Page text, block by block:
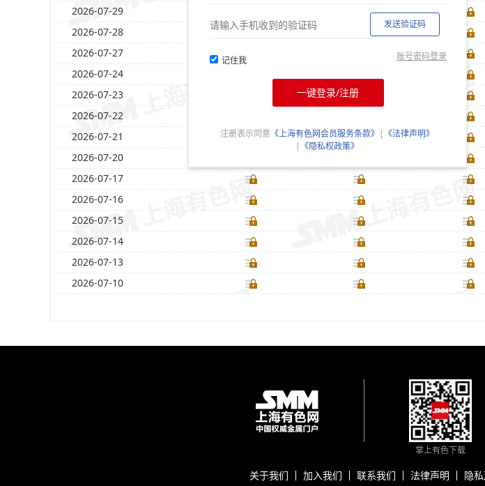
2026-07-29
2026-07-28
2026-07-27
2026-07-24
2026-07-23
2026-07-22
2026-07-21
2026-07-20
2026-07-17
2026-07-16
2026-07-15
2026-07-14
2026-07-13
2026-07-10
发送验证码
记住我 账号密码登录
一键登录/注册
注册表示同意 《上海有色网会员服务条款》 | 《法律声明》
| 《隐私权政策》
掌上有色下载
关于我们 加入我们 联系我们 法律声明 隐